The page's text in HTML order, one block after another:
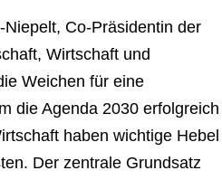
Co-Präsidentin der
Wirtschaft und
Weichen für eine
die Agenda 2030 erfolgreich
haben wichtige Hebel
Der zentrale Grundsatz